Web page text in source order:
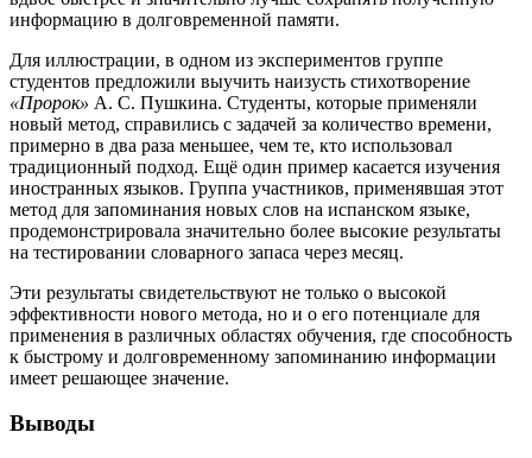
информацию в долговременной памяти.
Для иллюстрации, в одном из экспериментов группе
студентов предложили выучить наизусть стихотворение
«Пророк» А. С. Пушкина. Студенты, которые применяли
новый метод, справились с задачей за количество времени,
примерно в два раза меньшее, чем те, кто использовал
традиционный подход. Ещё один пример касается изучения
иностранных языков. Группа участников, применявшая этот
метод для запоминания новых слов на испанском языке,
продемонстрировала значительно более высокие результаты
на тестировании словарного запаса через месяц.
Эти результаты свидетельствуют не только о высокой
эффективности нового метода, но и о его потенциале для
применения в различных областях обучения, где способность
к быстрому и долговременному запоминанию информации
имеет решающее значение.
Выводы